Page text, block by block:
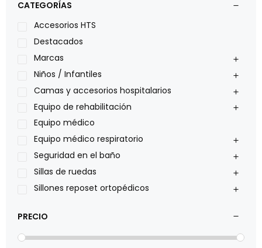
Leggero
Lumex
Medical Store
Nidek
Oxiplus
Philips
Pride
Roho
Sillas de ruedas Everest Jennings
Stealth products
Xiehe Medical
CATEGORÍAS
Accesorios HTS
Destacados
Marcas
Niños / Infantiles
Camas y accesorios hospitalarios
Equipo de rehabilitación
Equipo médico
Equipo médico respiratorio
Seguridad en el baño
Sillas de ruedas
Sillones reposet ortopédicos
PRECIO